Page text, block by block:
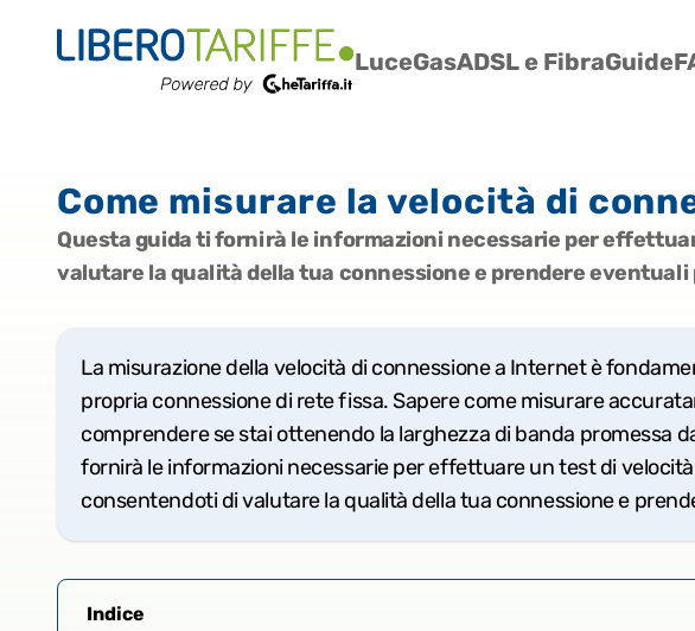
LuceGasADSL e FibraGuide
Come misurare la velocità di
Questa guida ti fornirà le informazioni necessarie per
valutare la qualità della tua connessione e prendere
La misurazione della velocità di connessione a Internet è
propria connessione di rete fissa. Sapere come misurare
comprendere se stai ottenendo la larghezza di banda promessa
fornirà le informazioni necessarie per effettuare un test di
consentendoti di valutare la qualità della tua connessione e
Indice